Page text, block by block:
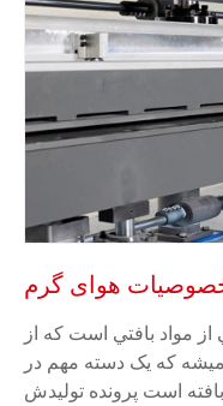
خصوصیات هوای گرم
مواد بافتي است که از
ميشه که يک دسته مهم در